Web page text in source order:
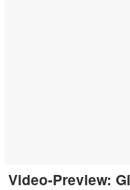
Video-Preview: